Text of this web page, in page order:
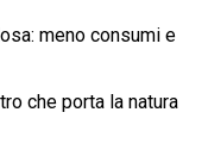
meno consumi e
che porta la natura